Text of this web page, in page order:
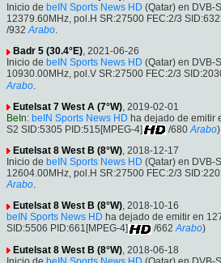
Inicio de beIN Sports News HD (Qatar) en DVB-
12379.60MHz, pol.H SR:27500 FEC:2/3
/932 Arabo.
Badr 5 (30.4°E), 2021-06-26
Inicio de beIN Sports News HD (Qatar) en DVB-
10930.00MHz, pol.V SR:27500 FEC:2/3
Arabo
Eutelsat 7 West A (7°W) , 2019-02-01
BeIn: beIN Sports News HD ha dejado de emitir
S2 SID:5305 PID:515[MPEG-4]
/680 Arabo)
Eutelsat 8 West B (8°W), 2018-12-17
Inicio de beIN Sports News HD (Qatar) en DVB-
12604.00MHz, pol.H SR:27500 FEC:2/3
Arabo.
Eutelsat 8 West B (8°W), 2018-10-16
beIN Sports News HD ha dejado de emitir en
SID:5506 PID:661[MPEG-4]
/662 Arabo)
Eutelsat 8 West B (8°W) , 2018-06-18